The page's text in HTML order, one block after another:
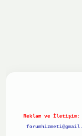
Reklam ve İletişim: